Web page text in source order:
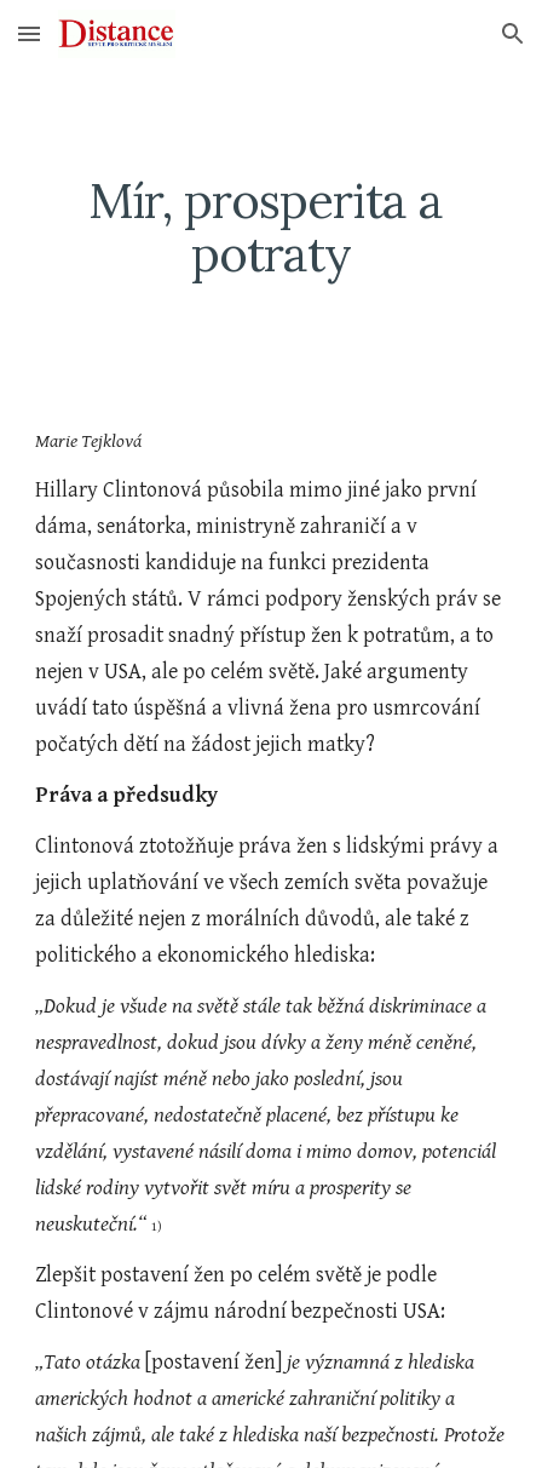
Skip to main content Skip to navigation
Mír, prosperita a
potraty
Marie Tejklová
Hillary Clintonová působila mimo jiné jako první
dáma, senátorka, ministryně zahraničí a v
současnosti kandiduje na funkci prezidenta
Spojených států. V rámci podpory ženských práv se
snaží prosadit snadný přístup žen k potratům, a to
nejen v USA, ale po celém světě. Jaké argumenty
uvádí tato úspěšná a vlivná žena pro usmrcování
počatých dětí na žádost jejich matky?
Práva a předsudky
Clintonová ztotožňuje práva žen s lidskými právy a
jejich uplatňování ve všech zemích světa považuje
za důležité nejen z morálních důvodů, ale také z
politického a ekonomického hlediska:
„Dokud je všude na světě stále tak běžná diskriminace a
nespravedlnost, dokud jsou dívky a ženy méně ceněné,
dostávají najíst méně nebo jako poslední, jsou
přepracované, nedostatečně placené, bez přístupu ke
vzdělání, vystavené násilí doma i mimo domov, potenciál
lidské rodiny vytvořit svět míru a prosperity se
neuskuteční.“ 1)
Zlepšit postavení žen po celém světě je podle
Clintonové v zájmu národní bezpečnosti USA:
„Tato otázka [postavení žen] je významná z hlediska
amerických hodnot a americké zahraniční politiky a
našich zájmů, ale také z hlediska naší bezpečnosti. Protože